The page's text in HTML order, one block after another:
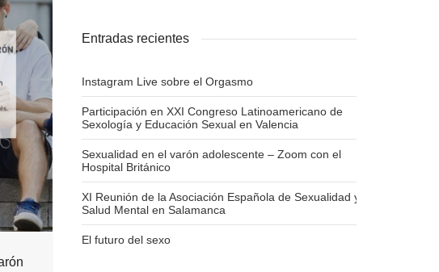
Entradas recientes
Instagram Live sobre el Orgasmo
Participación en XXI Congreso Latinoamericano de
Sexología y Educación Sexual en Valencia
Sexualidad en el varón adolescente – Zoom con el
Hospital Británico
XI Reunión de la Asociación Española de Sexualidad y
Salud Mental en Salamanca
El futuro del sexo